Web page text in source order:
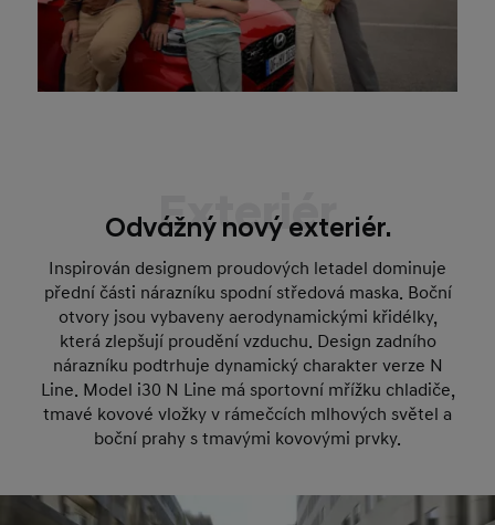
Exteriér
Odvážný nový exteriér.
Inspirován designem proudových letadel dominuje
přední části nárazníku spodní středová maska. Boční
otvory jsou vybaveny aerodynamickými křidélky,
která zlepšují proudění vzduchu. Design zadního
nárazníku podtrhuje dynamický charakter verze N
Line. Model i30 N Line má sportovní mřížku chladiče,
tmavé kovové vložky v rámečcích mlhových světel a
boční prahy s tmavými kovovými prvky.